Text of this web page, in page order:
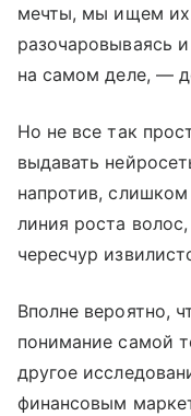
мечты, мы ищем их
разочаровываясь
на самом деле, —
Но не все так
выдавать
напротив,
линия роста
чересчур
Вполне вероятно,
понимание самой
другое
финансовым